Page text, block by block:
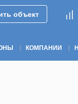
объект
КОМПАНИИ